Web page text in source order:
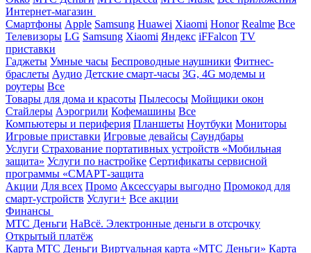
Интернет-магазин
Смартфоны Apple Samsung Huawei Xiaomi Honor Realme Все
Телевизоры LG Samsung Xiaomi Яндекс iFFalcon TV
приставки
Гаджеты Умные часы Беспроводные наушники Фитнес-
браслеты Аудио Детские смарт-часы 3G, 4G модемы и
роутеры Все
Товары для дома и красоты Пылесосы Мойщики окон
Стайлеры Аэрогрили Кофемашины Все
Компьютеры и периферия Планшеты Ноутбуки Мониторы
Игровые приставки Игровые девайсы Саундбары
Услуги Страхование портативных устройств «Мобильная
защита» Услуги по настройке Сертификаты сервисной
программы «СМАРТ-защита
Акции Для всех Промо Аксессуары выгодно Промокод для
смарт-устройств Услуги+ Все акции
Финансы
МТС Деньги НаВсё. Электронные деньги в отсрочку
Открытый платёж
Карта МТС Деньги Виртуальная карта «МТС Деньги» Карта